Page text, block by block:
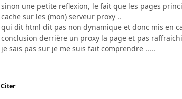
sinon une petite reflexion, le fait que les pages
cache sur les (mon) serveur proxy ..
qui dit html dit pas non dynamique et donc mis en
conclusion derrière un proxy la page et pas
je sais pas sur je me suis fait comprendre .....
Citer